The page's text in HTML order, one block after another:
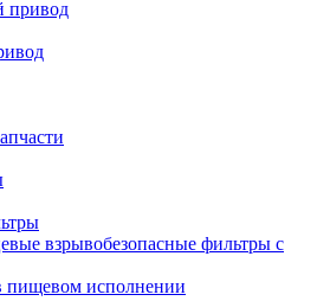
привод
взрывобезопасные фильтры с
пищевом исполнении